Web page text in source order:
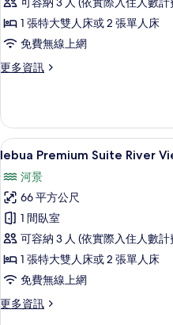
City
View
-
51st-
52nd
的
所
有
相
片
1 張特大雙人床或 2 張單人床
免費無線上網
更多資訊
更
Suite
City
View
51st-
52nd
Floor
的
詳
情
顯
lebua
Premium
Suite
River
View
-
51st-
52nd
10
lebua Premium Suite River
河景
66 平方公尺
1 間臥室
可容納 3 人 (依實際入住人數計
1 張特大雙人床或 2 張單人床
免費無線上網
更多資訊
更